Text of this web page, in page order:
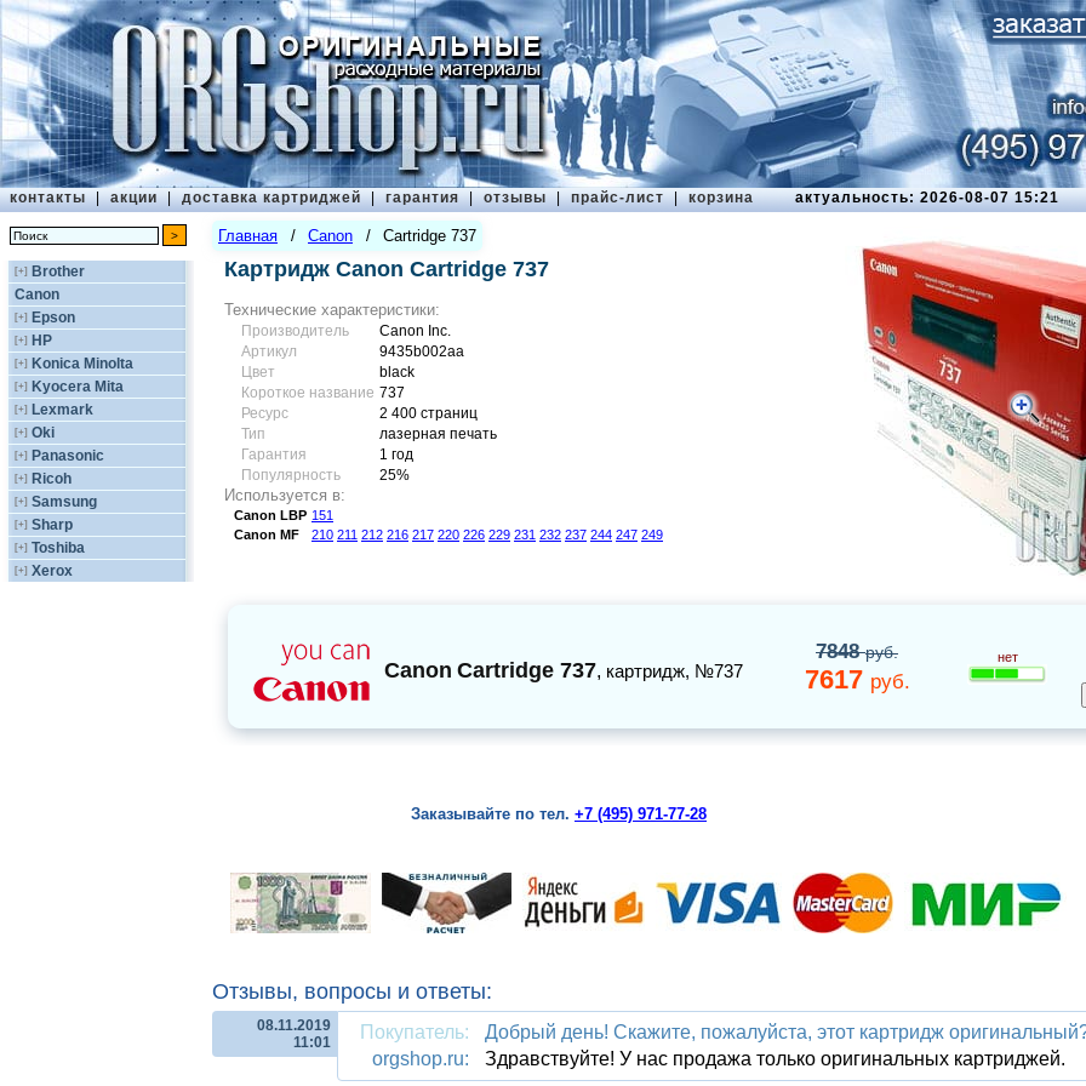
контакты | акции | доставка картриджей | гарантия | отзывы | прайс-лист | корзина актуальность: 2026-08-07 15:21
[+] Brother
Canon
[+] Epson
[+] HP
[+] Konica Minolta
[+] Kyocera Mita
[+] Lexmark
[+] Oki
[+] Panasonic
[+] Ricoh
[+] Samsung
[+] Sharp
[+] Toshiba
[+] Xerox
Главная / Canon / Cartridge 737
Картридж Canon Cartridge 737
Технические характеристики:
Производитель
Canon Inc.
Артикул
9435b002aa
Цвет
black
Короткое название 737
Ресурс
2 400 страниц
Тип
лазерная печать
Гарантия
1 год
Популярность
25%
Используется в:
Canon LBP 151
Canon MF 210 211 212 216 217 220 226 229 231 232 237 244 247 249
Canon Cartridge 737, картридж, №737
7848руб.
7617 руб.
нет
Заказывайте по тел. +7 (495) 971-77-28
Отзывы, вопросы и ответы:
08.11.2019
11:01
Покупатель:
Добрый день! Скажите, пожалуйста, этот картридж
orgshop.ru:
Здравствуйте! У нас продажа только оригинальных картриджей.